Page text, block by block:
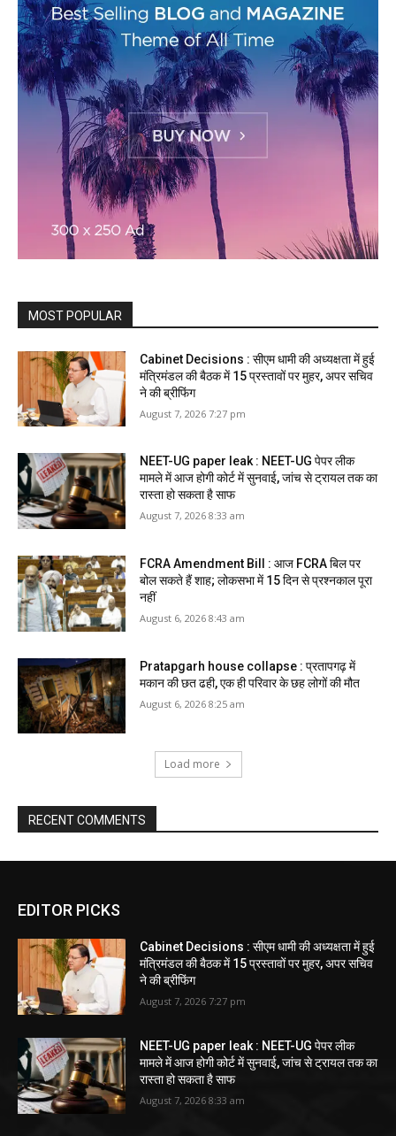
MOST POPULAR
Cabinet Decisions : सीएम धामी की अध्यक्षता में हुई
मंत्रिमंडल की बैठक में 15 प्रस्तावों पर मुहर, अपर सचिव
ने की ब्रीफिंग
August 7, 2026 7:27 pm
NEET-UG paper leak : NEET-UG पेपर लीक
मामले में आज होगी कोर्ट में सुनवाई, जांच से ट्रायल तक का
रास्ता हो सकता है साफ
August 7, 2026 8:33 am
FCRA Amendment Bill : आज FCRA बिल पर
बोल सकते हैं शाह; लोकसभा में 15 दिन से प्रश्नकाल पूरा
नहीं
August 6, 2026 8:43 am
Pratapgarh house collapse : प्रतापगढ़ में
मकान की छत ढही, एक ही परिवार के छह लोगों की मौत
August 6, 2026 8:25 am
Load more
RECENT COMMENTS
EDITOR PICKS
Cabinet Decisions : सीएम धामी की अध्यक्षता में हुई
मंत्रिमंडल की बैठक में 15 प्रस्तावों पर मुहर, अपर सचिव
ने की ब्रीफिंग
August 7, 2026 7:27 pm
NEET-UG paper leak : NEET-UG पेपर लीक
मामले में आज होगी कोर्ट में सुनवाई, जांच से ट्रायल तक का
रास्ता हो सकता है साफ
August 7, 2026 8:33 am